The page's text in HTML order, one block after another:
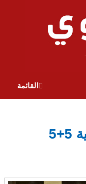
القائمة
نتائج اجتماع وزراء خارجية 5+5